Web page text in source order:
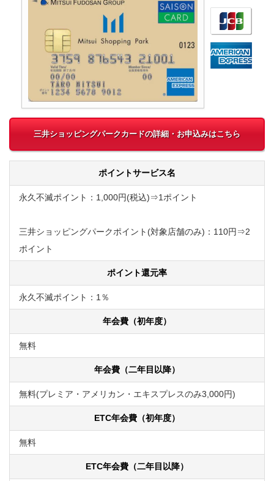
三井ショッピングパークカードの詳細・お申込みはこちら
ポイントサービス名
永久不滅ポイント：1,000円(税込)⇒1ポイント
三井ショッピングパークポイント(対象店舗のみ)：110円⇒2
ポイント
ポイント還元率
永久不滅ポイント：1％
年会費（初年度）
無料
年会費（二年目以降）
無料(プレミア・アメリカン・エキスプレスのみ3,000円)
ETC年会費（初年度）
無料
ETC年会費（二年目以降）